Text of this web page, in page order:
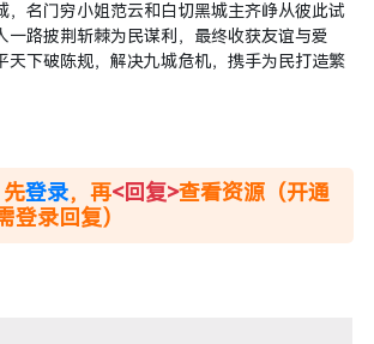
名门穷小姐范云和白切黑城主齐峥从彼此试
一路披荆斩棘为民谋利，最终收获友谊与爱
天下破陈规，解决九城危机，携手为民打造繁
先登录，再<回复>查看资源（开通
登录回复）